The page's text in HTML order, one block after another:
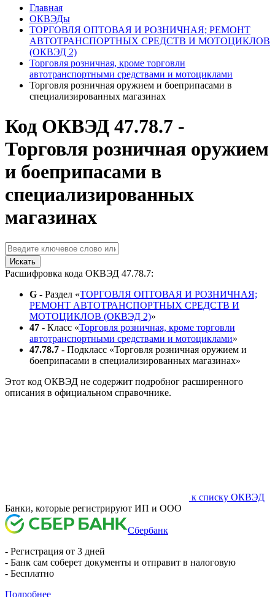
Главная
ОКВЭДы
ТОРГОВЛЯ ОПТОВАЯ И РОЗНИЧНАЯ; РЕМОНТ
АВТОТРАНСПОРТНЫХ СРЕДСТВ И МОТОЦИКЛОВ
(ОКВЭД 2)
Торговля розничная, кроме торговли
автотранспортными средствами и мотоциклами
Торговля розничная оружием и боеприпасами в
специализированных магазинах
Код ОКВЭД 47.78.7 -
Торговля розничная оружием
и боеприпасами в
специализированных
магазинах
Искать
Расшифровка кода ОКВЭД 47.78.7:
G - Раздел «ТОРГОВЛЯ ОПТОВАЯ И РОЗНИЧНАЯ;
РЕМОНТ АВТОТРАНСПОРТНЫХ СРЕДСТВ И
МОТОЦИКЛОВ (ОКВЭД 2)»
47 - Класс «Торговля розничная, кроме торговли
автотранспортными средствами и мотоциклами»
47.78.7 - Подкласс «Торговля розничная оружием и
боеприпасами в специализированных магазинах»
Этот код ОКВЭД не содержит подробног расширенного
описания в официальном справочнике.
к списку ОКВЭД
Банки, которые регистрируют ИП и ООО
Сбербанк
- Регистрация от 3 дней
- Банк сам соберет документы и отправит в налоговую
- Бесплатно
Подробнее